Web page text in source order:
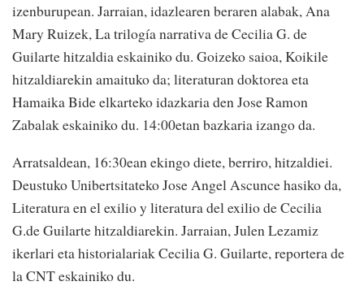
izenburupean. Jarraian, idazlearen beraren alabak, Ana
Mary Ruizek, La trilogía narrativa de Cecilia G. de
Guilarte hitzaldia eskainiko du. Goizeko saioa, Koikile
hitzaldiarekin amaituko da; literaturan doktorea eta
Hamaika Bide elkarteko idazkaria den Jose Ramon
Zabalak eskainiko du. 14:00etan bazkaria izango da.
Arratsaldean, 16:30ean ekingo diete, berriro, hitzaldiei.
Deustuko Unibertsitateko Jose Angel Ascunce hasiko da,
Literatura en el exilio y literatura del exilio de Cecilia
G.de Guilarte hitzaldiarekin. Jarraian, Julen Lezamiz
ikerlari eta historialariak Cecilia G. Guilarte, reportera de
la CNT eskainiko du.